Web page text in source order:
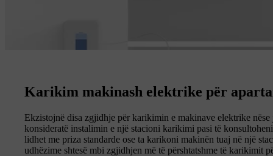
Karikim makinash elektrike për
Ekzistojnë disa zgjidhje për karikimin e makinave elektrike
konsideratë instalimin e një stacioni karikimi pasi të
lidhet me priza standarde ose ta karikoni makinën tuaj në një
udhëzime shtesë mbi zgjidhjen më të përshtatshme të karikimit